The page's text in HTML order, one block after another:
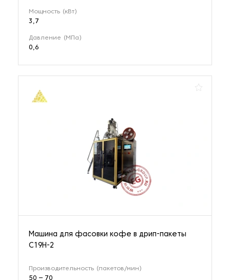
Мощность (кВт)
3,7
Давление (МПа)
0,6
Машина для фасовки кофе в дрип-пакеты
C19H-2
Производительность (пакетов/мин)
50 – 70